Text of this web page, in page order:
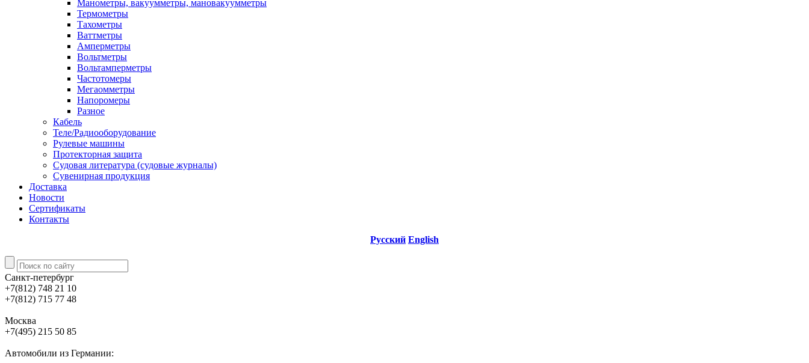
Манометры, вакуумметры, мановакуумметры
Термометры
Тахометры
Ваттметры
Амперметры
Вольтметры
Вольтамперметры
Частотомеры
Мегаомметры
Напоромеры
Разное
Кабель
Теле/Радиооборудование
Рулевые машины
Протекторная защита
Судовая литература (судовые журналы)
Сувенирная продукция
Доставка
Новости
Сертификаты
Контакты
Русский English
Санкт-петербург
+7(812) 748 21 10
+7(812) 715 77 48
Москва
+7(495) 215 50 85
Автомобили из Германии: